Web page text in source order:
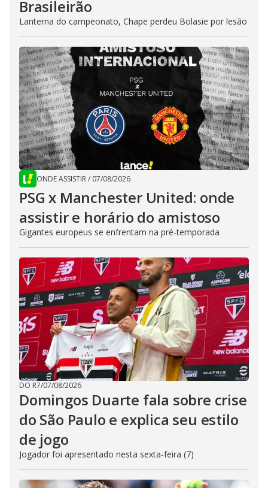
Brasileirão
Lanterna do campeonato, Chape perdeu Bolasie por lesão
ONDE ASSISTIR/ 07/08/2026
PSG x Manchester United: onde
assistir e horário do amistoso
Gigantes europeus se enfrentam na pré-temporada
DO R7/07/08/2026
Domingos Duarte fala sobre crise
do São Paulo e explica seu estilo
de jogo
Jogador foi apresentado nesta sexta-feira (7)